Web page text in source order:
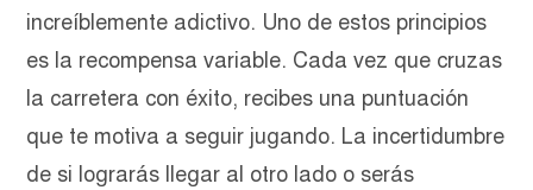
increíblemente adictivo. Uno de estos principios
es la recompensa variable. Cada vez que cruzas
la carretera con éxito, recibes una puntuación
que te motiva a seguir jugando. La incertidumbre
de si lograrás llegar al otro lado o serás